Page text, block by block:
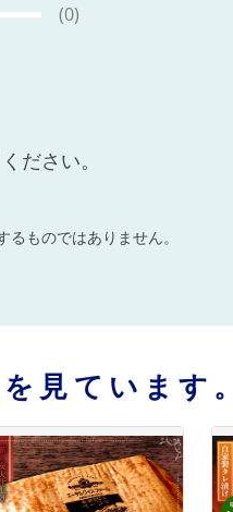
(0)
ださい。
ものではありません。
見ています。